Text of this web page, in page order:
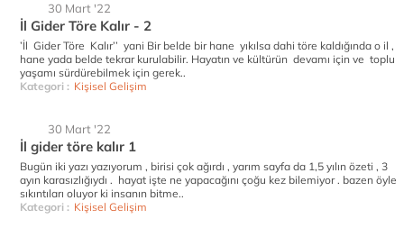
30 Mart '22
İl Gider Töre Kalır - 2
’İl Gider Töre Kalır’’ yani Bir belde bir hane yıkılsa dahi töre kaldığında o il ,
hane yada belde tekrar kurulabilir. Hayatın ve kültürün devamı için ve toplu
yaşamı sürdürebilmek için gerek..
Kategori : Kişisel Gelişim
30 Mart '22
İl gider töre kalır 1
Bugün iki yazı yazıyorum , birisi çok ağırdı , yarım sayfa da 1,5 yılın özeti , 3
ayın karasızlığıydı . hayat işte ne yapacağını çoğu kez bilemiyor . bazen öyle
sıkıntıları oluyor ki insanın bitme..
Kategori : Kişisel Gelişim